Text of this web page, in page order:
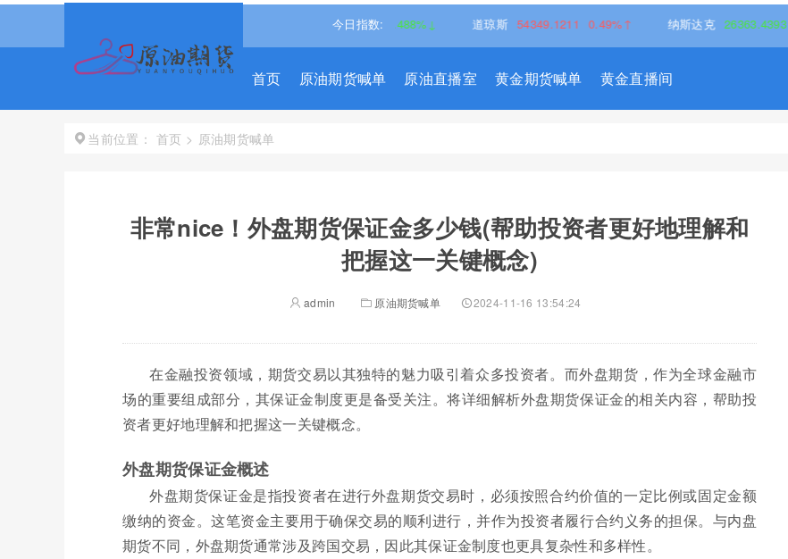
今日指数:
-1.488%↓ 道琼斯 54349.1211 0.49%↑ 纳斯达克 26363.4393 -0.83%↓
首页 原油期货喊单 原油直播室 黄金期货喊单 黄金直播间
当前位置： 首页 > 原油期货喊单
非常nice！外盘期货保证金多少钱(帮助投资者更好地理解和
把握这一关键概念)
admin 原油期货喊单 2024-11-16 13:54:24
在金融投资领域，期货交易以其独特的魅力吸引着众多投资者。而外盘期货，作为全球金融市
场的重要组成部分，其保证金制度更是备受关注。将详细解析外盘期货保证金的相关内容，帮助投
资者更好地理解和把握这一关键概念。
外盘期货保证金概述
外盘期货保证金是指投资者在进行外盘期货交易时，必须按照合约价值的一定比例或固定金额
缴纳的资金。这笔资金主要用于确保交易的顺利进行，并作为投资者履行合约义务的担保。与内盘
期货不同，外盘期货通常涉及跨国交易，因此其保证金制度也更具复杂性和多样性。